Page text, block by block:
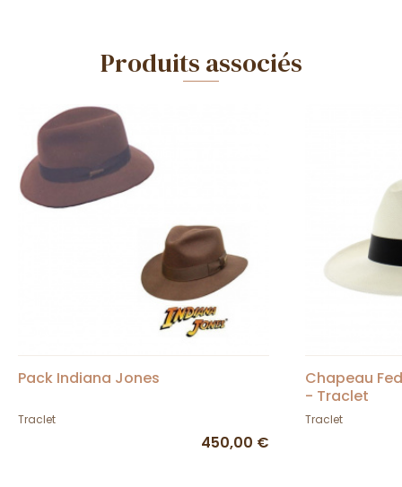
Produits associés
Pack Indiana Jones
Traclet
450,00 €
Chapeau
- Traclet
Traclet